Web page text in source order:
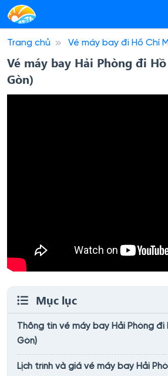
Trang chủ Vé máy bay đi Hồ Chí
máy bay Hải Phòng đi Hồ Chí Minh
Vé máy bay Hải Phòng đi
Gòn)
Mục lục
Thông tin vé máy bay Hải Phòng đi
Gòn)
Lịch trình và giá vé máy bay Hải